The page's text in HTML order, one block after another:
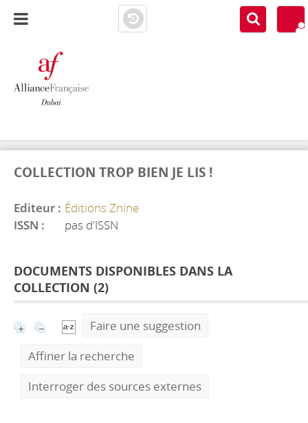
COLLECTION TROP BIEN JE LIS !
Editeur : Éditions Znine
ISSN :
pas d'ISSN
DOCUMENTS DISPONIBLES DANS LA
COLLECTION (2)
Faire une suggestion
Affiner la recherche
Interroger des sources externes